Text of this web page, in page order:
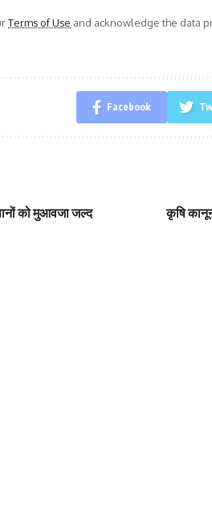
Terms of Use and acknowledge the data
Facebook
को मुआवजा जल्द कृषि